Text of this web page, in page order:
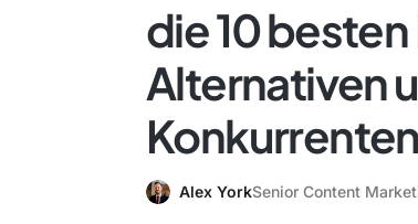
die 10
Alternativen
Alex YorkSenior Content